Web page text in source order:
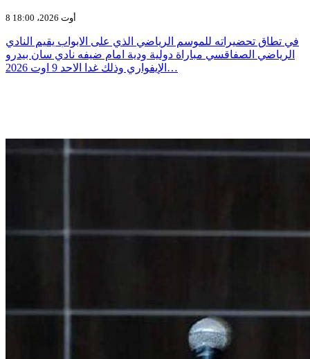
8 أوت 2026، 18:00
في تطاق تحضيراته للموسم الرياضي الذي على الابواب يقيم النادي
الرياضي الصفاقسي مباراة دولية ودية امام ضيفه نادي سان بيدرو
الإيفواري وذلك غدا الاحد 9 اوت 2026…